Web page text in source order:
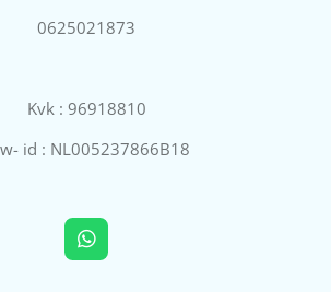
0625021873
Kvk : 96918810
id : NL005237866B18
W
h